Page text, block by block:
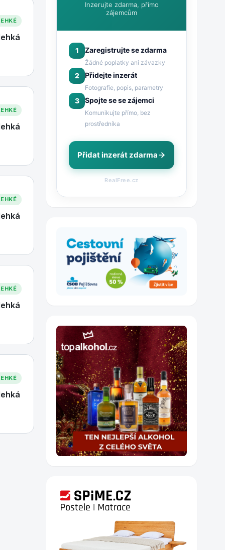
Inzerujte zdarma, přímo
zájemcům
1 Zaregistrujte se zdarma
Žádné poplatky ani závazky
2 Přidejte inzerát
Fotografie, popis, parametry
3 Spojte se se zájemci
Komunikujte přímo, bez
prostředníka
Přidat inzerát zdarma
RealFree.cz